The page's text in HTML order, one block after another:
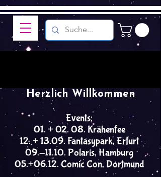
Events:
01. + 02. 08. Krähenfee
12. + 13.09. Fantasypark, Erfurt
09.-11.10. Polaris, Hamburg
05.+06.12. Comic Con, Dortmund
Herzlich Willkommen